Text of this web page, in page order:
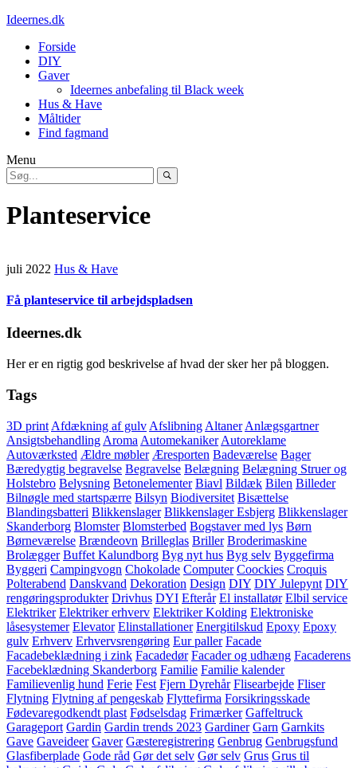
Ideernes.dk
Forside
DIY
Gaver
Ideernes anbefaling til Black week
Hus & Have
Måltider
Find fagmand
Menu
Planteservice
juli 2022 Hus & Have
Få planteservice til arbejdspladsen
Ideernes.dk
Her er en rigtig god beskrivelse af hvad der sker her på bloggen.
Tags
3D print Afdækning af gulv Afslibning Altaner Anlægsgartner
Ansigtsbehandling Aroma Automekaniker Autoreklame
Autoværksted Ældre møbler Æresporten Badeværelse Bager
Bæredygtig begravelse Begravelse Belægning Belægning Struer og
Holstebro Belysning Betonelementer Biavl Bildæk Bilen Billeder
Bilnøgle med startspærre Bilsyn Biodiversitet Bisættelse
Blandingsbatteri Blikkenslager Blikkenslager Esbjerg Blikkenslager
Skanderborg Blomster Blomsterbed Bogstaver med lys Børn
Børneværelse Brændeovn Brilleglas Briller Broderimaskine
Brolægger Buffet Kalundborg Byg nyt hus Byg selv Byggefirma
Byggeri Campingvogn Chokolade Computer Coockies Croquis
Polterabend Danskvand Dekoration Design DIY DIY Julepynt DIY
rengøringsprodukter Drivhus DYI Efterår El installatør Elbil service
Elektriker Elektriker erhverv Elektriker Kolding Elektroniske
låsesystemer Elevator Elinstallationer Energitilskud Epoxy Epoxy
gulv Erhverv Erhvervsrengøring Eur paller Facade
Facadebeklædning i zink Facadedør Facader og udhæng Facaderens
Facebeklædning Skanderborg Familie Familie kalender
Familievenlig hund Ferie Fest Fjern Dyrehår Flisearbejde Fliser
Flytning Flytning af pengeskab Flyttefirma Forsikringsskade
Fødevaregodkendt plast Fødselsdag Frimærker Gaffeltruck
Garageport Gardin Gardin trends 2023 Gardiner Garn Garnkits
Gave Gaveideer Gaver Gæsteregistrering Genbrug Genbrugsfund
Glasfiberplade Gode råd Gør det selv Gør selv Grus Grus til